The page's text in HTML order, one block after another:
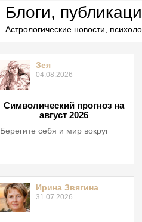
Блоги,
Астрологические новости,
Зея
04.08.2026
Символический прогноз на
август 2026
Берегите себя и мир вокруг
Ирина Звягина
31.07.2026